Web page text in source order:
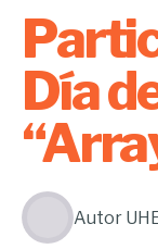
Día
Autor